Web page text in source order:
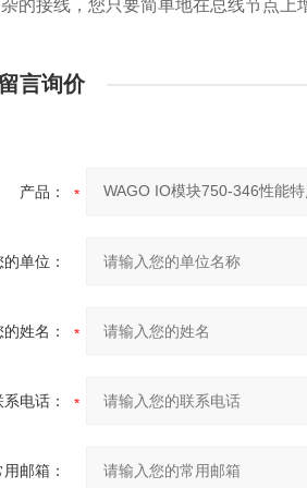
的接线，您只要简单地在总线节点上
言询价
产品：
的单位：
的姓名：
系电话：
用邮箱：